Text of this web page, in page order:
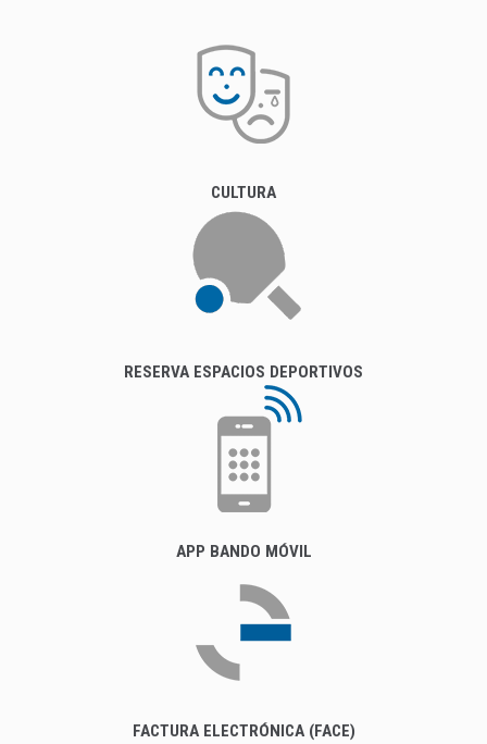
CULTURA
RESERVA ESPACIOS DEPORTIVOS
APP BANDO MÓVIL
FACTURA ELECTRÓNICA (FACE)